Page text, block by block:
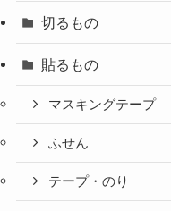
切るもの
貼るもの
マスキングテープ
ふせん
テープ・のり